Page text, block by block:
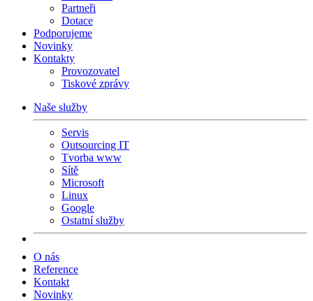
Partneři
Dotace
Podporujeme
Novinky
Kontakty
Provozovatel
Tiskové zprávy
Naše služby
Servis
Outsourcing IT
Tvorba www
Sítě
Microsoft
Linux
Google
Ostatní služby
O nás
Reference
Kontakt
Novinky